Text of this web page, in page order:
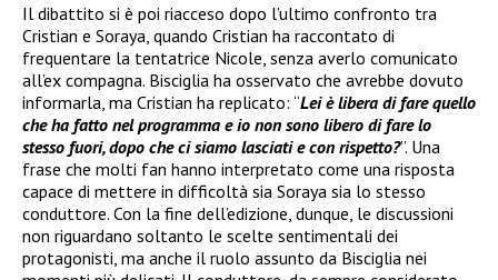
Il dibattito si è poi riacceso dopo l’ultimo confronto tra
Cristian e Soraya, quando Cristian ha raccontato di
frequentare la tentatrice Nicole, senza averlo comunicato
all’ex compagna. Bisciglia ha osservato che avrebbe dovuto
informarla, ma Cristian ha replicato: “Lei è libera di fare quello
che ha fatto nel programma e io non sono libero di fare lo
stesso fuori, dopo che ci siamo lasciati e con rispetto?”. Una
frase che molti fan hanno interpretato come una risposta
capace di mettere in difficoltà sia Soraya sia lo stesso
conduttore. Con la fine dell’edizione, dunque, le discussioni
non riguardano soltanto le scelte sentimentali dei
protagonisti, ma anche il ruolo assunto da Bisciglia nei